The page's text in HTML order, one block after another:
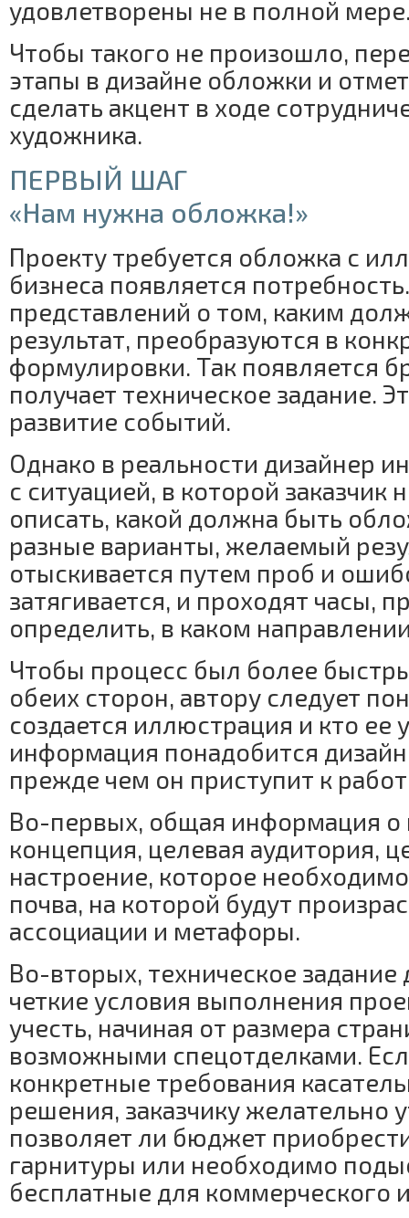
удовлетворены не в полной
Чтобы такого не произошло,
этапы в дизайне обложки и
сделать акцент в ходе
художника.
ПЕРВЫЙ ШАГ
«Нам нужна обложка!»
Проекту требуется обложка с
бизнеса появляется
представлений о том, каким
результат, преобразуются в
формулировки. Так появляется
получает техническое задание.
развитие событий.
Однако в реальности дизайнер
с ситуацией, в которой заказчик
описать, какой должна быть
разные варианты, желаемый
отыскивается путем проб и
затягивается, и проходят часы,
определить, в каком
Чтобы процесс был более
обеих сторон, автору следует
создается иллюстрация и кто ее
информация понадобится
прежде чем он приступит к
Во-первых, общая информация о
концепция, целевая аудитория,
настроение, которое
почва, на которой будут
ассоциации и метафоры.
Во-вторых, техническое
четкие условия выполнения
учесть, начиная от размера
возможными спецотделками.
конкретные требования
решения, заказчику желательно
позволяет ли бюджет
гарнитуры или необходимо
бесплатные для коммерческого